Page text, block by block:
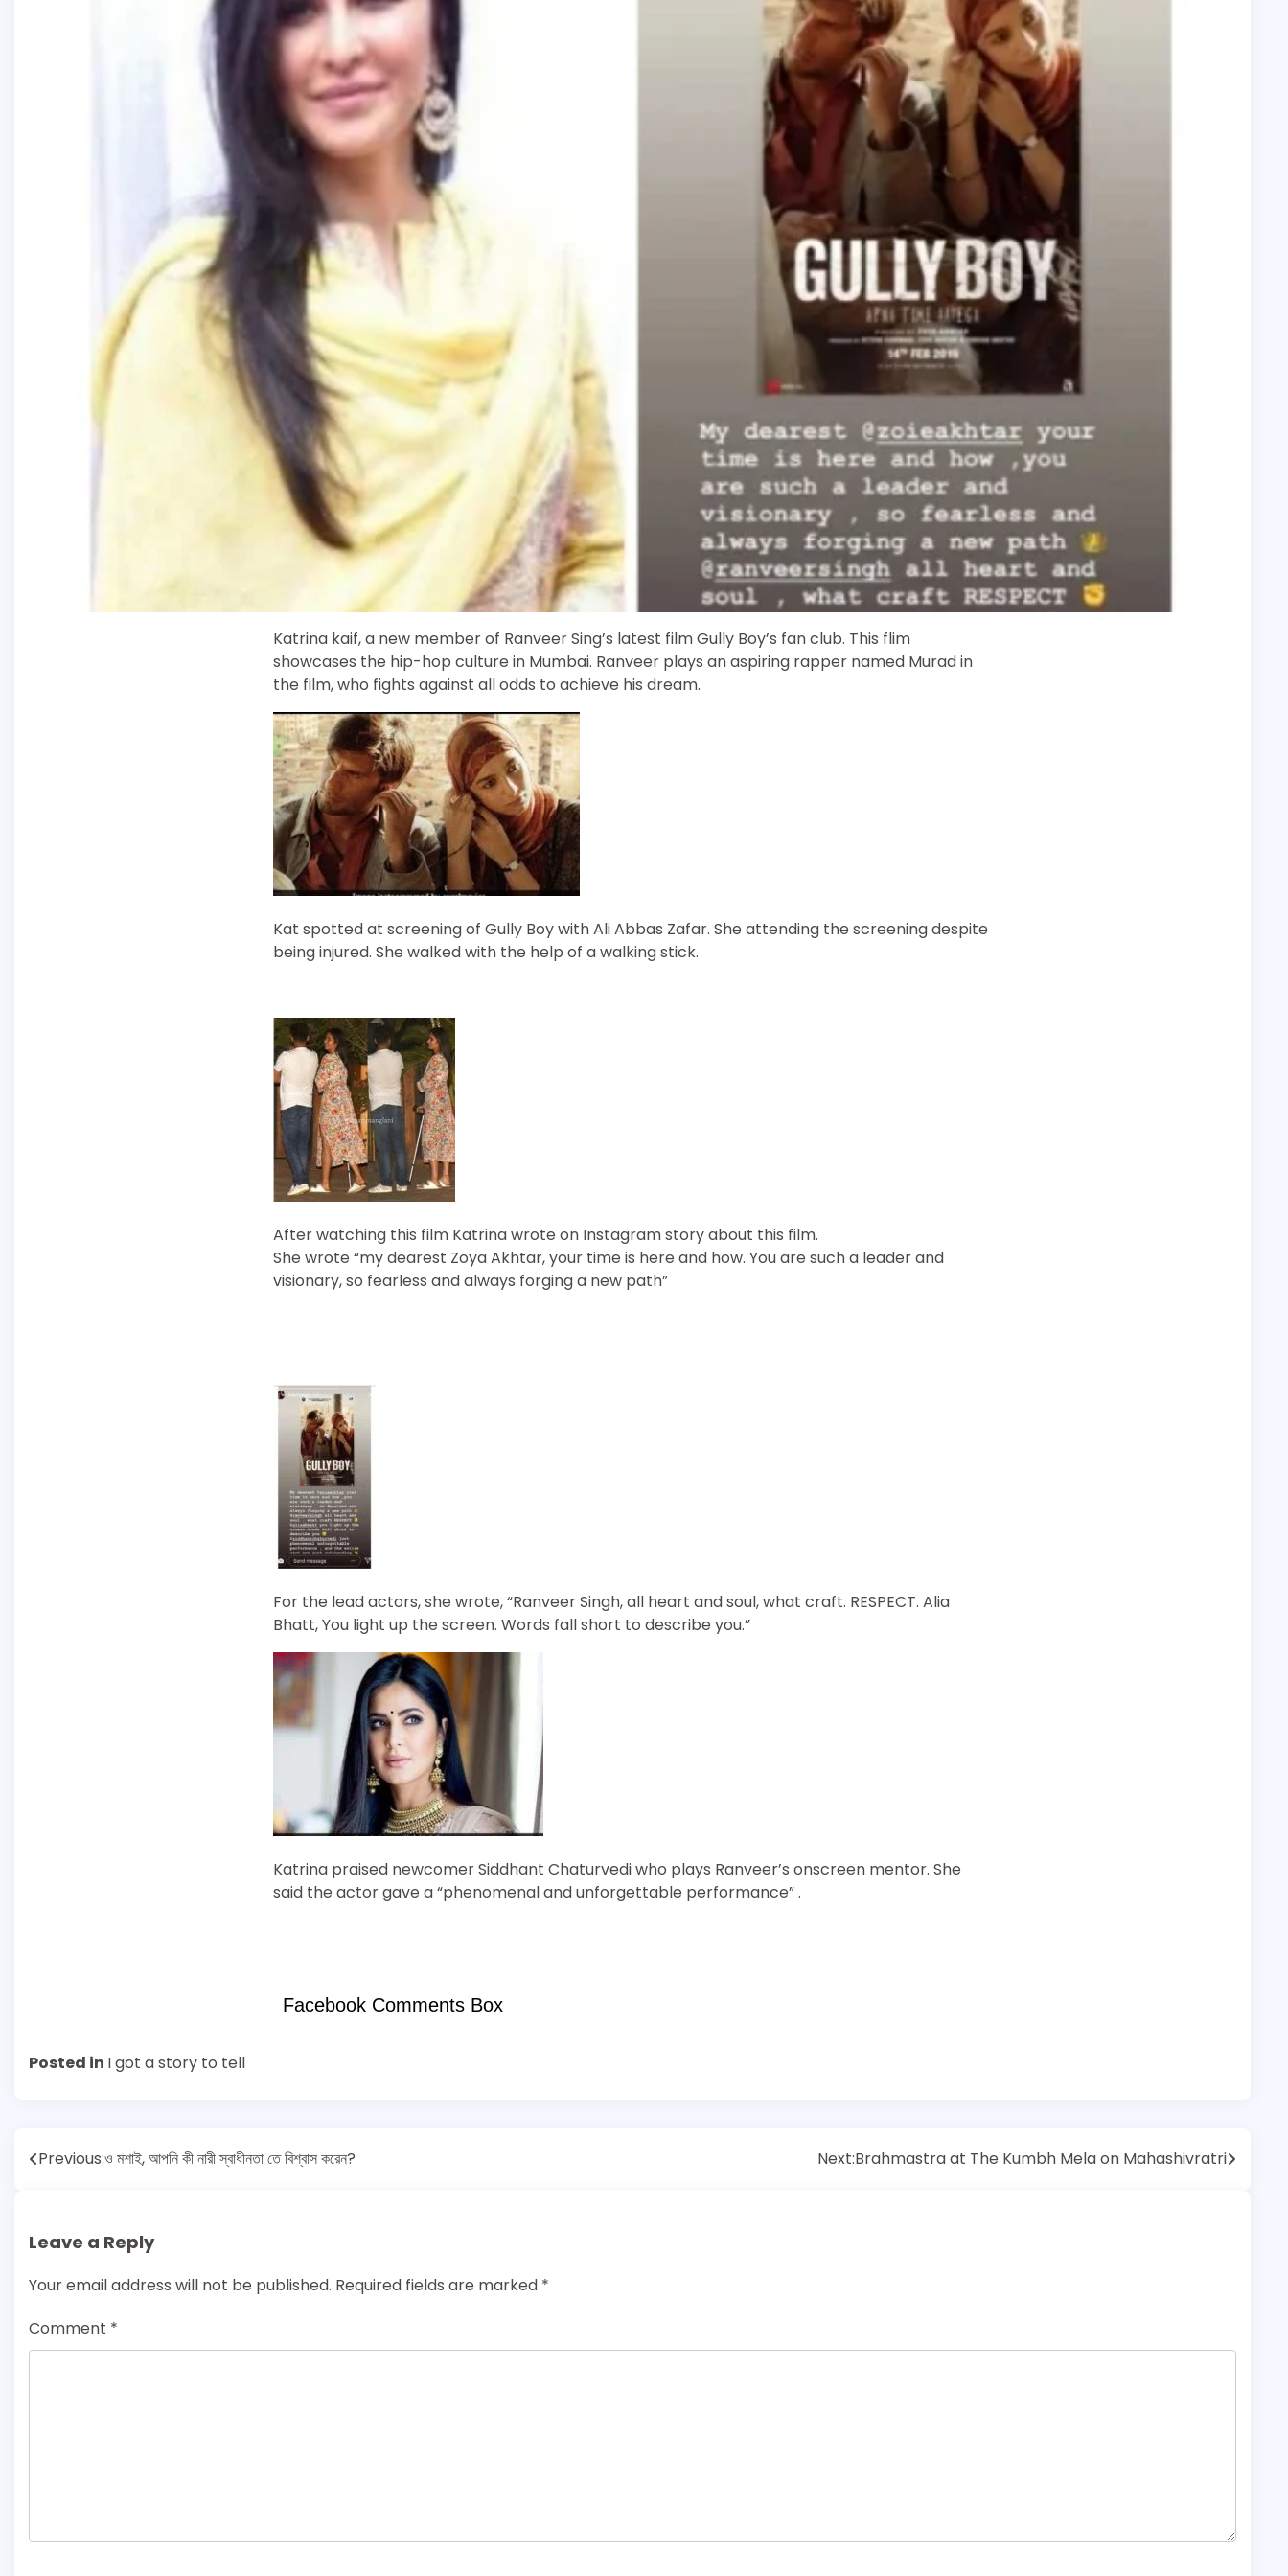
Katrina kaif, a new member of Ranveer Sing’s latest film Gully Boy’s fan club. This flim
showcases the hip-hop culture in Mumbai. Ranveer plays an aspiring rapper named Murad in
the film, who fights against all odds to achieve his dream.
Kat spotted at screening of Gully Boy with Ali Abbas Zafar. She attending the screening despite
being injured. She walked with the help of a walking stick.
After watching this film Katrina wrote on Instagram story about this film.
She wrote “my dearest Zoya Akhtar, your time is here and how. You are such a leader and
visionary, so fearless and always forging a new path”
For the lead actors, she wrote, “Ranveer Singh, all heart and soul, what craft. RESPECT. Alia
Bhatt, You light up the screen. Words fall short to describe you.”
Katrina praised newcomer Siddhant Chaturvedi who plays Ranveer’s onscreen mentor. She
said the actor gave a “phenomenal and unforgettable performance” .
Facebook Comments Box
Posted in I got a story to tell
Post
Previous:ও মশাই, আপনি কী নারী স্বাধীনতা তে বিশ্বাস করেন? Next:Brahmastra at The Kumbh Mela on Mahashivratri
Leave a Reply
Your email address will not be published. Required fields are marked *
Comment *